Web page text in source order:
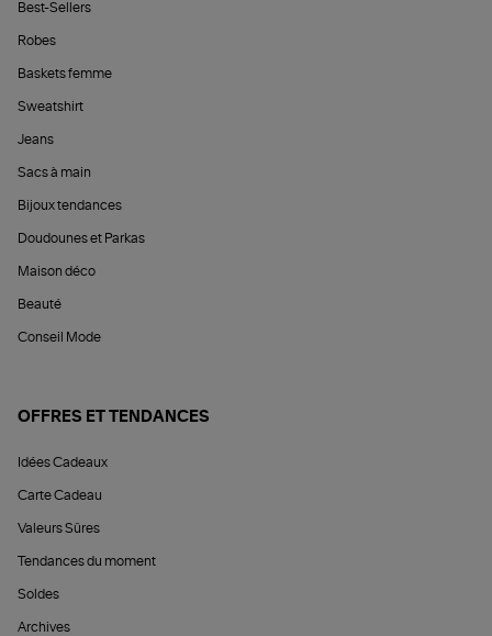
Best-Sellers
Robes
Baskets femme
Sweatshirt
Jeans
Sacs à main
Bijoux tendances
Doudounes et Parkas
Maison déco
Beauté
Conseil Mode
OFFRES ET TENDANCES
Idées Cadeaux
Carte Cadeau
Valeurs Sûres
Tendances du moment
Soldes
Archives